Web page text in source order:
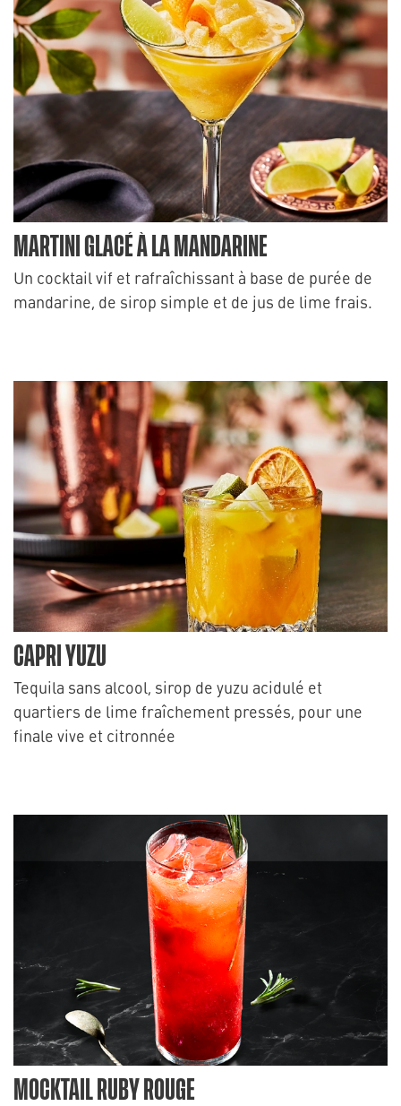
MARTINI GLACÉ À LA MANDARINE
Un cocktail vif et rafraîchissant à base de purée de
mandarine, de sirop simple et de jus de lime frais.
CAPRI YUZU
Tequila sans alcool, sirop de yuzu acidulé et
quartiers de lime fraîchement pressés, pour une
finale vive et citronnée
MOCKTAIL RUBY ROUGE